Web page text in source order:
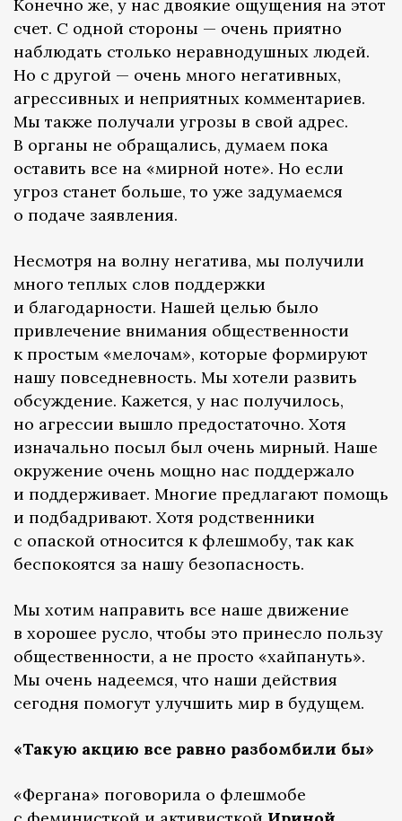
Конечно же, у нас двоякие ощущения на этот
счет. С одной стороны — очень приятно
наблюдать столько неравнодушных людей.
Но с другой — очень много негативных,
агрессивных и неприятных комментариев.
Мы также получали угрозы в свой адрес.
В органы не обращались, думаем пока
оставить все на «мирной ноте». Но если
угроз станет больше, то уже задумаемся
о подаче заявления.
Несмотря на волну негатива, мы получили
много теплых слов поддержки
и благодарности. Нашей целью было
привлечение внимания общественности
к простым «мелочам», которые формируют
нашу повседневность. Мы хотели развить
обсуждение. Кажется, у нас получилось,
но агрессии вышло предостаточно. Хотя
изначально посыл был очень мирный. Наше
окружение очень мощно нас поддержало
и поддерживает. Многие предлагают помощь
и подбадривают. Хотя родственники
с опаской относится к флешмобу, так как
беспокоятся за нашу безопасность.
Мы хотим направить все наше движение
в хорошее русло, чтобы это принесло пользу
общественности, а не просто «хайпануть».
Мы очень надеемся, что наши действия
сегодня помогут улучшить мир в будущем.
«Такую акцию все равно разбомбили бы»
«Фергана» поговорила о флешмобе